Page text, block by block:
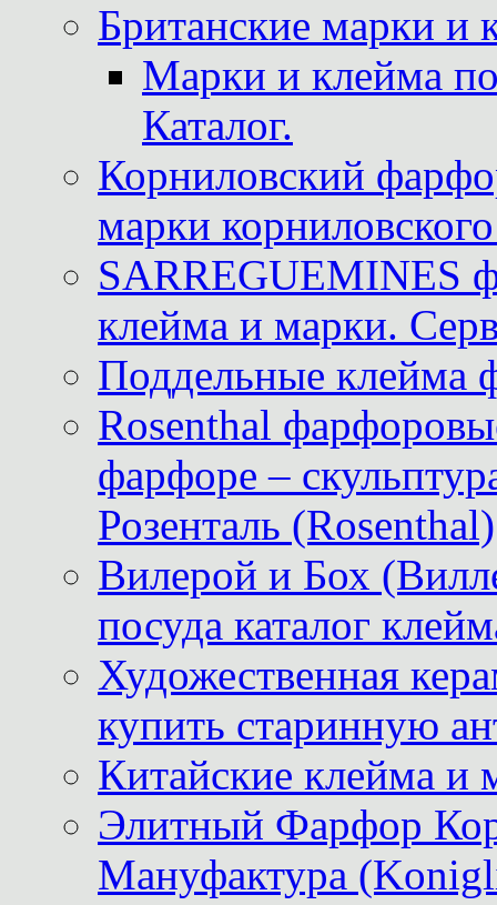
Британские марки и
Марки и клейма
Каталог.
Корниловский
марки
SARREGUEMINES
клейма и марки.
Поддельные клейма
Rosenthal
фарфоре –
Розенталь (Rosenthal)
Вилерой и Бох
посуда каталог
Художественная
купить старинную
Китайские клейма и
Элитный Фарфор
Мануфактура